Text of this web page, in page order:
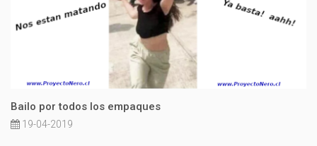
Bailo por todos los empaques
19-04-2019